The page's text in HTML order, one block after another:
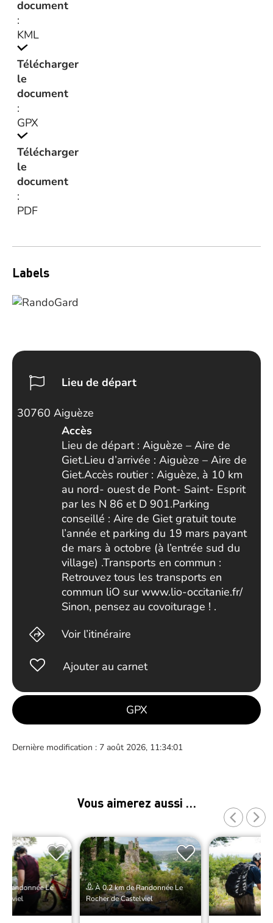
document
:
KML
Télécharger
le
document
:
GPX
Télécharger
le
document
:
PDF
Labels
Lieu de départ
30760 Aiguèze
Accès
Lieu de départ : Aiguèze – Aire de
Giet.Lieu d’arrivée : Aiguèze – Aire de
Giet.Accès routier : Aiguèze, à 10 km
au nord- ouest de Pont- Saint- Esprit
par les N 86 et D 901.Parking
conseillé : Aire de Giet gratuit toute
l’année et parking du 19 mars payant
de mars à octobre (à l’entrée sud du
village) .Transports en commun :
Retrouvez tous les transports en
commun liO sur www.lio-occitanie.fr/
Sinon, pensez au covoiturage ! .
Voir l’itinéraire
Ajouter au carnet
GPX
Dernière modification : 7 août 2026, 11:34:01
Vous aimerez aussi …
Randonnée Le
À 0.2 km de Randonnée Le
Rocher de Castelviel